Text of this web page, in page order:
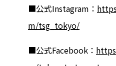
■公式Instagram：
m/tsg_tokyo/
■公式Facebook：